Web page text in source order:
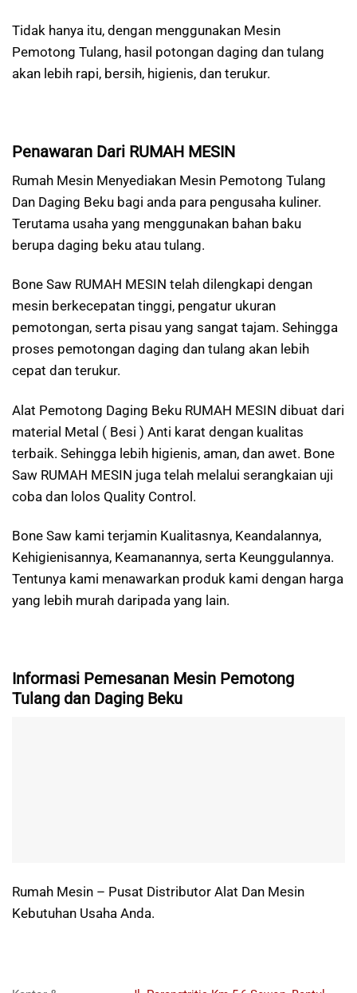
Tidak hanya itu, dengan menggunakan Mesin
Pemotong Tulang, hasil potongan daging dan tulang
akan lebih rapi, bersih, higienis, dan terukur.
Penawaran Dari RUMAH MESIN
Rumah Mesin Menyediakan Mesin Pemotong Tulang
Dan Daging Beku bagi anda para pengusaha kuliner.
Terutama usaha yang menggunakan bahan baku
berupa daging beku atau tulang.
Bone Saw RUMAH MESIN telah dilengkapi dengan
mesin berkecepatan tinggi, pengatur ukuran
pemotongan, serta pisau yang sangat tajam. Sehingga
proses pemotongan daging dan tulang akan lebih
cepat dan terukur.
Alat Pemotong Daging Beku RUMAH MESIN dibuat dari
material Metal ( Besi ) Anti karat dengan kualitas
terbaik. Sehingga lebih higienis, aman, dan awet. Bone
Saw RUMAH MESIN juga telah melalui serangkaian uji
coba dan lolos Quality Control.
Bone Saw kami terjamin Kualitasnya, Keandalannya,
Kehigienisannya, Keamanannya, serta Keunggulannya.
Tentunya kami menawarkan produk kami dengan harga
yang lebih murah daripada yang lain.
Informasi Pemesanan Mesin Pemotong
Tulang dan Daging Beku
Rumah Mesin – Pusat Distributor Alat Dan Mesin
Kebutuhan Usaha Anda.